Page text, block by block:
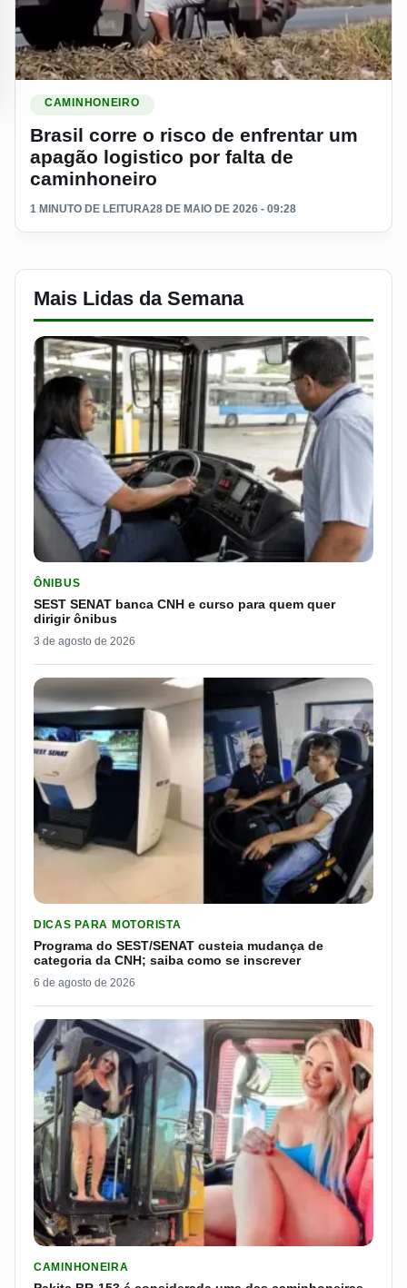
CAMINHONEIRO
Brasil corre o risco de enfrentar um
apagão logistico por falta de
caminhoneiro
1 MINUTO DE LEITURA28 DE MAIO DE 2026 - 09:28
Mais Lidas da Semana
ÔNIBUS
SEST SENAT banca CNH e curso para quem quer
dirigir ônibus
3 de agosto de 2026
DICAS PARA MOTORISTA
Programa do SEST/SENAT custeia mudança de
categoria da CNH; saiba como se inscrever
6 de agosto de 2026
CAMINHONEIRA